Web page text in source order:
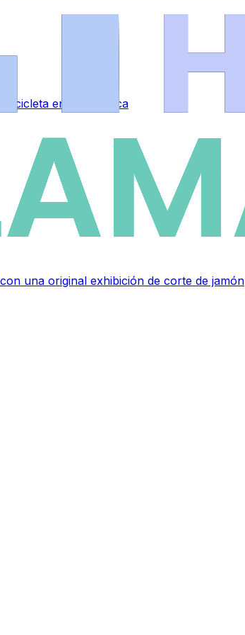
en Salamanca
una original exhibición de corte de jamón